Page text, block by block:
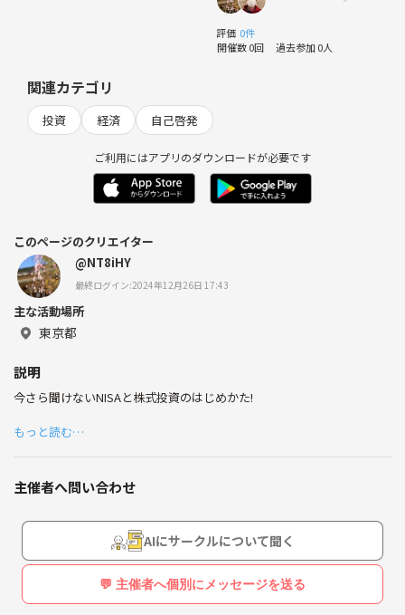
評価 0件
開催数 0回 過去参加 0人
関連カテゴリ
投資 経済 自己啓発
ご利用にはアプリのダウンロードが必要です
このページのクリエイター
@NT8iHY
最終ログイン:2024年12月26日 17:43
主な活動場所
東京都
説明
今さら聞けないNISAと株式投資のはじめかた!
もっと読む…
主催者へ問い合わせ
AIにサークルについて聞く
💬 主催者へ個別にメッセージを送る